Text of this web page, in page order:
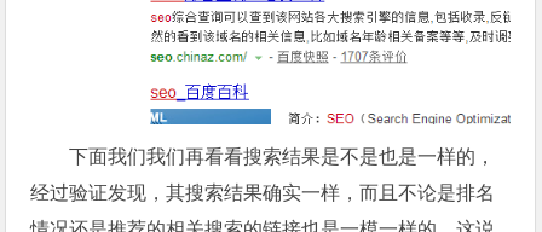
下面我们我们再看看搜索结果是不是也是一样的，
经过验证发现，其搜索结果确实一样，而且不论是排名